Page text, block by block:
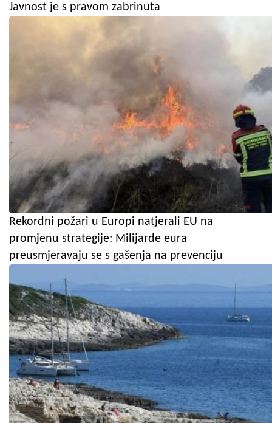
Javnost je s pravom zabrinuta
Rekordni požari u Europi natjerali EU na
promjenu strategije: Milijarde eura
preusmjeravaju se s gašenja na prevenciju